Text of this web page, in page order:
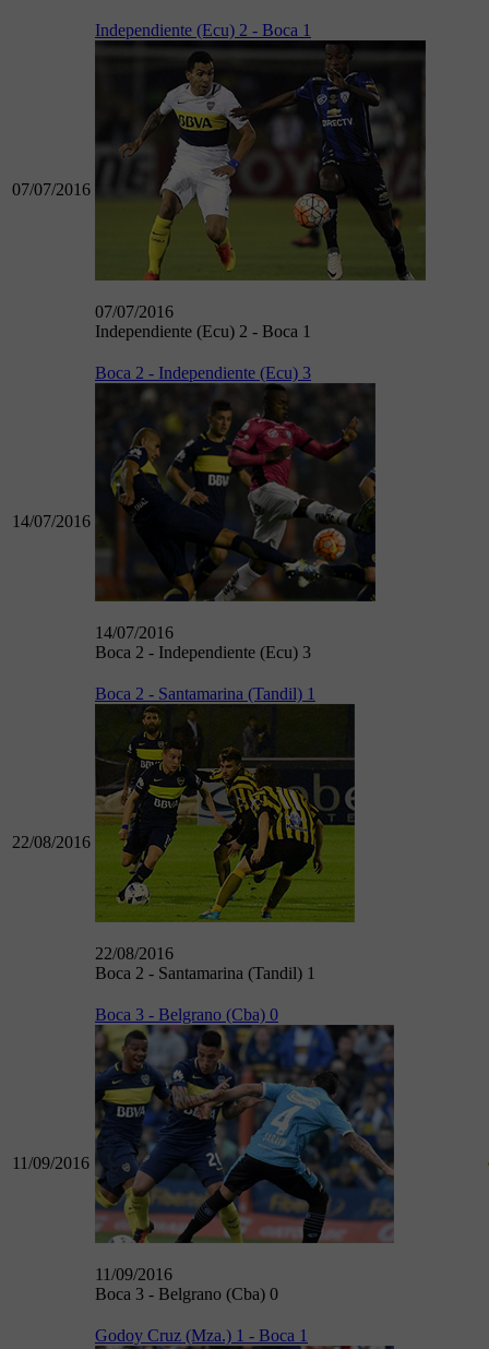
07/07/2016
Independiente (Ecu) 2 - Boca 1
07/07/2016
Independiente (Ecu) 2 - Boca 1
14/07/2016
Boca 2 - Independiente (Ecu) 3
14/07/2016
Boca 2 - Independiente (Ecu) 3
22/08/2016
Boca 2 - Santamarina (Tandil) 1
22/08/2016
Boca 2 - Santamarina (Tandil) 1
11/09/2016
Boca 3 - Belgrano (Cba) 0
11/09/2016
Boca 3 - Belgrano (Cba) 0
Godoy Cruz (Mza.) 1 - Boca 1